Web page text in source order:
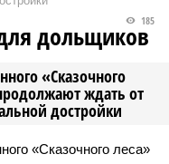
«Сказочного
ждать от
достройки
185
дольщиков